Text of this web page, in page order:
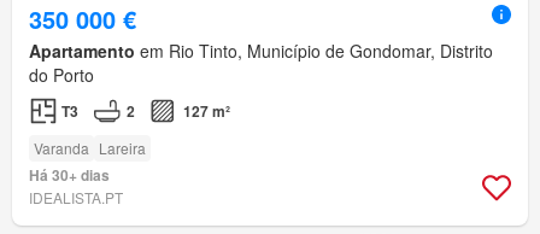
350 000 €
Apartamento em Rio Tinto, Município de Gondomar, Distrito
do Porto
T3 2 127 m²
Varanda Lareira
Há 30+ dias
IDEALISTA.PT